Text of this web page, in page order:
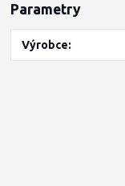
Parametry
Výrobce